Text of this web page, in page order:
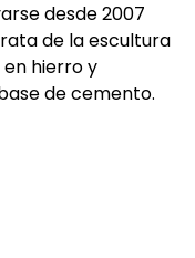
desde 2007
de la escultura
hierro y
de cemento.